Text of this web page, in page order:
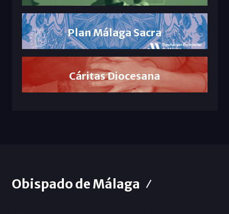
Plan Málaga Sacra
Cáritas Diocesana
Obispado de Málaga